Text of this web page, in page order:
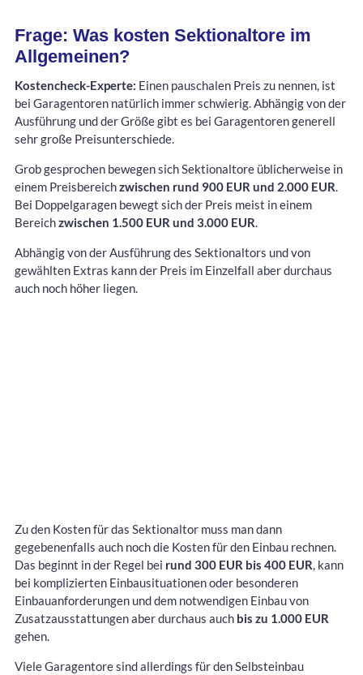
Frage: Was kosten Sektionaltore im
Allgemeinen?
Kostencheck-Experte: Einen pauschalen Preis zu nennen, ist
bei Garagentoren natürlich immer schwierig. Abhängig von der
Ausführung und der Größe gibt es bei Garagentoren generell
sehr große Preisunterschiede.
Grob gesprochen bewegen sich Sektionaltore üblicherweise in
einem Preisbereichzwischen rund 900 EUR und 2.000 EUR.
Bei Doppelgaragen bewegt sich der Preis meist in einem
Bereichzwischen 1.500 EUR und 3.000 EUR.
Abhängig von der Ausführung des Sektionaltors und von
gewählten Extras kann der Preis im Einzelfall aber durchaus
auch noch höher liegen.
Zu den Kosten für das Sektionaltor muss man dann
gegebenenfalls auch noch die Kosten für den Einbau rechnen.
Das beginnt in der Regel bei rund 300 EUR bis 400 EUR, kann
bei komplizierten Einbausituationen oder besonderen
Einbauanforderungen und dem notwendigen Einbau von
Zusatzausstattungen aber durchaus auch bis zu 1.000 EUR
gehen.
Viele Garagentore sind allerdings für den Selbsteinbau